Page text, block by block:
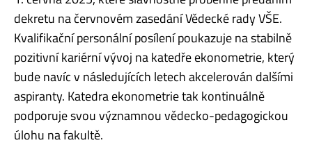
dekretu na červnovém zasedání Vědecké rady VŠE.
Kvalifikační personální posílení poukazuje na stabilně
pozitivní kariérní vývoj na katedře ekonometrie, který
bude navíc v následujících letech akcelerován dalšími
aspiranty. Katedra ekonometrie tak kontinuálně
podporuje svou významnou vědecko-pedagogickou
úlohu na fakultě.